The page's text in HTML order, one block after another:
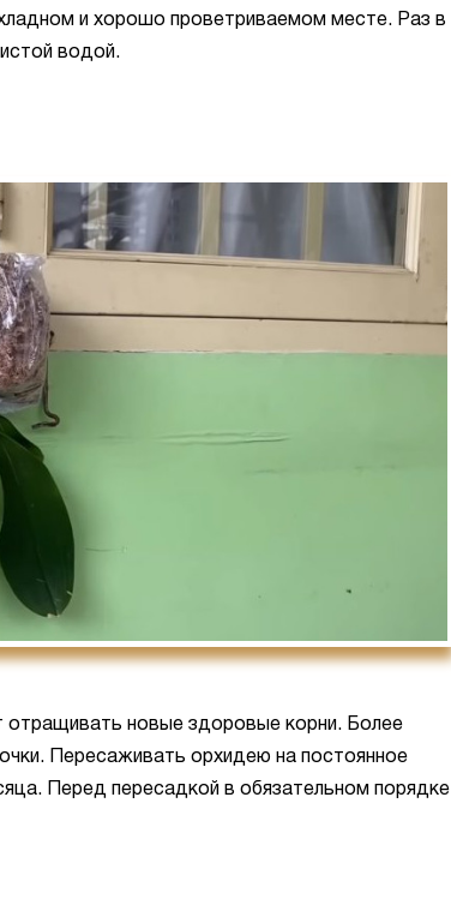
и хорошо проветриваемом месте. Раз в
водой.
отращивать новые здоровые корни. Более
Пересаживать орхидею на постоянное
Перед пересадкой в обязательном порядке